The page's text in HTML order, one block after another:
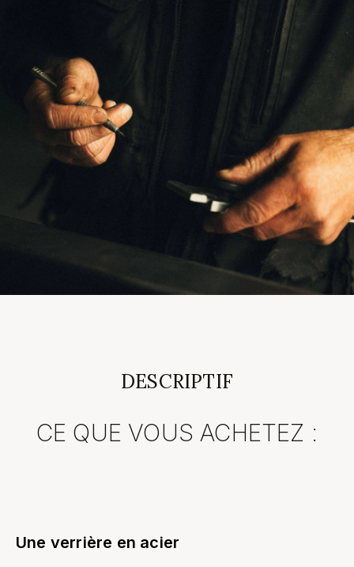
DESCRIPTIF
CE QUE VOUS ACHETEZ :
Une verrière en acier